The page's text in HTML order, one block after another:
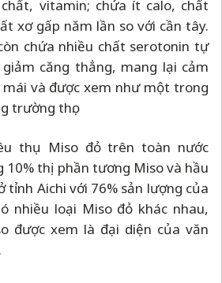
vitamin; chứa ít calo, chất
xơ gấp năm lần so với cần tây.
chứa nhiều chất serotonin tự
căng thẳng, mang lại cảm
và được xem như một trong
trường thọ.
thụ Miso đỏ trên toàn nước
10% thị phần tương Miso và hầu
tỉnh Aichi với 76% sản lượng của
nhiều loại Miso đỏ khác nhau,
được xem là đại diện của văn